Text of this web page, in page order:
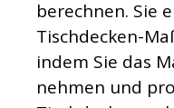
berechnen. Sie
Tischdecken-
indem Sie das
nehmen und